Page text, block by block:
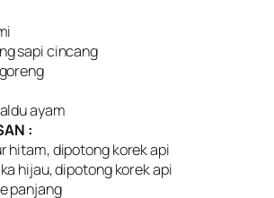
sapi cincang
ayam
:
hitam, dipotong korek api
hijau, dipotong korek api
panjang